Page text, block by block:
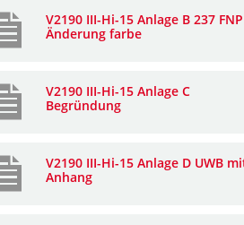
V2190 III-Hi-15 Anlage B 237 FNP
Änderung farbe
V2190 III-Hi-15 Anlage C
Begründung
V2190 III-Hi-15 Anlage D UWB
Anhang